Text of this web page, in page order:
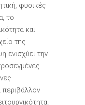
φυσικές
το
και
της
ενισχύει την